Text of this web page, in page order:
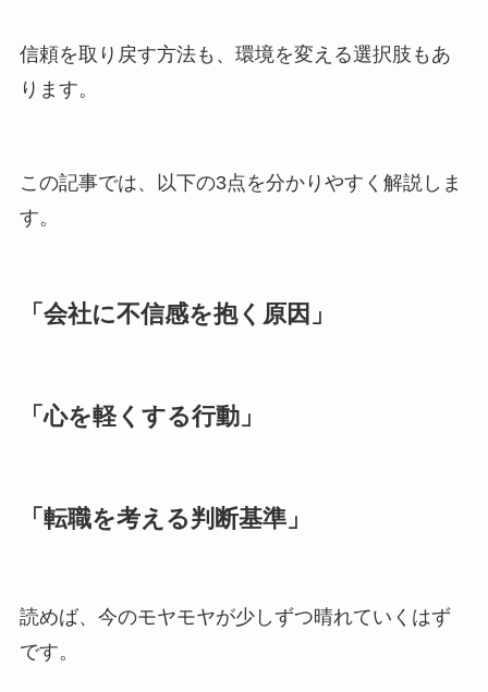
信頼を取り戻す方法も、環境を変える選択肢もあ
ります。
この記事では、以下の3点を分かりやすく解説しま
す。
「会社に不信感を抱く原因」
「心を軽くする行動」
「転職を考える判断基準」
読めば、今のモヤモヤが少しずつ晴れていくはず
です。